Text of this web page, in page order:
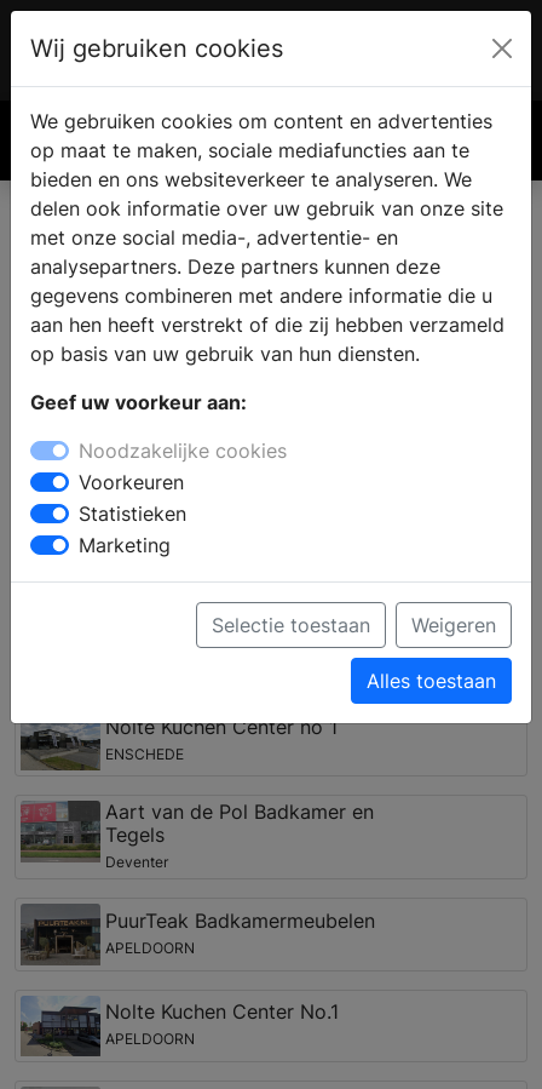
€ 0.00
Badkamer kopen in Beltrum
Bent u op zoek naar een nieuwe badkamer en zoekt u
een sanitair winkel in Beltrum ? In de showroom van de
badkamerwinkel staat een ervaren team klaar om
laatste badkamertrends en een variatie aan
badkamerstijlen laten zien.
Stel een complete badkamer samen of kies voor aparte
onderdelen zoals een douchewand voor de
bijvoorbeeld een spiegelkast met LED verlichting.
Badkamer winkel in de regio Beltrum
Nolte Kuchen Center no 1
ENSCHEDE
Aart van de Pol Badkamer en
Tegels
Deventer
PuurTeak Badkamermeubelen
APELDOORN
Nolte Kuchen Center No.1
APELDOORN
Wij gebruiken cookies
We gebruiken cookies om content en advertenties
op maat te maken, sociale mediafuncties aan te
bieden en ons websiteverkeer te analyseren. We
delen ook informatie over uw gebruik van onze site
met onze social media-, advertentie- en
analysepartners. Deze partners kunnen deze
gegevens combineren met andere informatie die u
aan hen heeft verstrekt of die zij hebben verzameld
op basis van uw gebruik van hun diensten.
Geef uw voorkeur aan:
Noodzakelijke cookies
Voorkeuren
Statistieken
Marketing
Selectie toestaan Weigeren
Alles toestaan